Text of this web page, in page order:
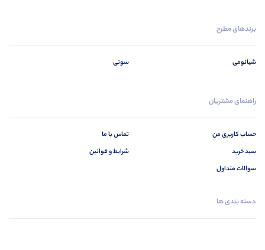
برندهای مطرح
شیائومی سونی
راهنمای مشتریان
حساب کاربری من
سبد خرید
سوالات متداول
تماس با ما
شرایط و قوانین
دسته بندی ها